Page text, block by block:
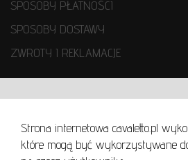
Strona internetowa cavaletto.pl
które mogą być wykorzystywane
SPOSOBY PŁATNOŚCI
SPOSOBY DOSTAWY
ZWROTY I REKLAMACJE
REGULAMIN